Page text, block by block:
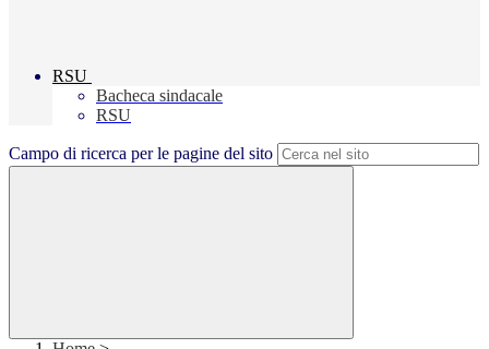
RSU
Bacheca sindacale
RSU
Campo di ricerca per le pagine del sito